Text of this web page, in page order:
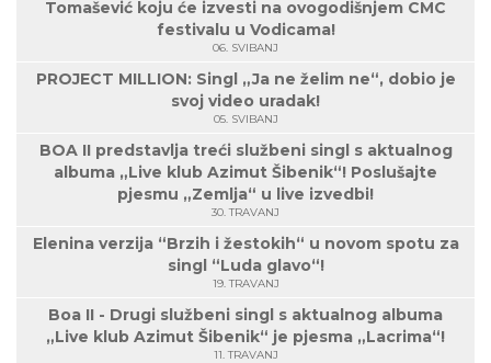
Tomašević koju će izvesti na ovogodišnjem CMC
festivalu u Vodicama!
06. SVIBANJ
PROJECT MILLION: Singl „Ja ne želim ne“, dobio je
svoj video uradak!
05. SVIBANJ
BOA II predstavlja treći službeni singl s aktualnog
albuma „Live klub Azimut Šibenik“! Poslušajte
pjesmu „Zemlja“ u live izvedbi!
30. TRAVANJ
Elenina verzija “Brzih i žestokih“ u novom spotu za
singl “Luda glavo“!
19. TRAVANJ
Boa II - Drugi službeni singl s aktualnog albuma
„Live klub Azimut Šibenik“ je pjesma „Lacrima“!
11. TRAVANJ